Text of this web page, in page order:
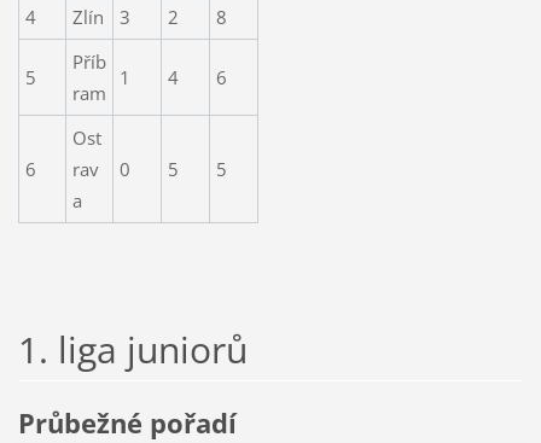
4 Zlín 3 2 8
5
Příb
ram
1 4 6
6
Ost
rav
a
0 5 5
1. liga juniorů
Průbežné pořadí